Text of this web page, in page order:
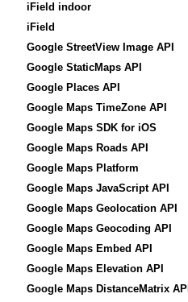
iField indoor
iField
Google StreetView Image API
Google StaticMaps API
Google Places API
Google Maps TimeZone API
Google Maps SDK for iOS
Google Maps Roads API
Google Maps Platform
Google Maps JavaScript API
Google Maps Geolocation API
Google Maps Geocoding API
Google Maps Embed API
Google Maps Elevation API
Google Maps DistanceMatrix API